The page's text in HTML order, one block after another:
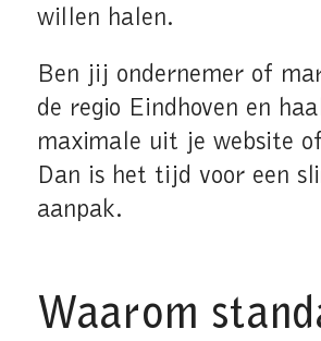
willen halen.
Ben jij ondernemer of
de regio Eindhoven en
maximale uit je website
Dan is het tijd voor een
aanpak.
Waarom